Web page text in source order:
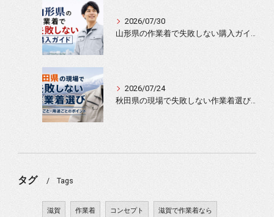
2026/07/30
2026/07/24
秋田県の現場で失敗しない作業着選び｜季節ごと・用途ごとのポイント
タグ Tags
滋賀 作業着 コンセプト 滋賀で作業着なら